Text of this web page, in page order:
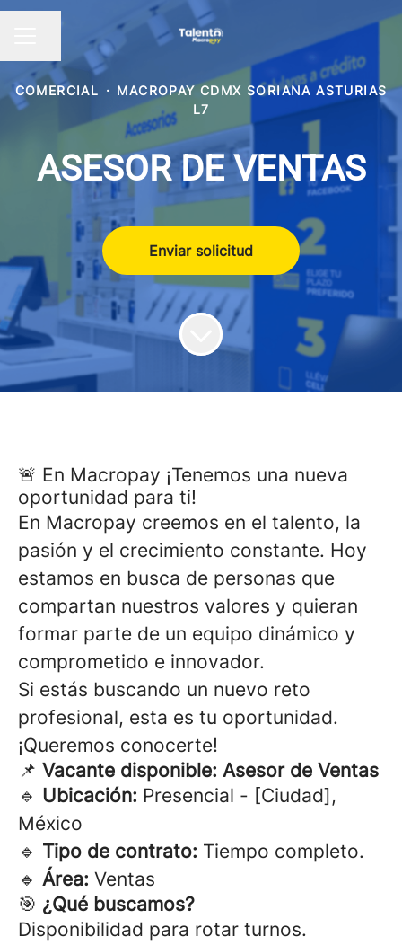
Menú de empleo
Compartir página
COMERCIAL · MACROPAY CDMX SORIANA ASTURIAS
L7
ASESOR DE VENTAS
Enviar solicitud
🚨 En Macropay ¡Tenemos una nueva
oportunidad para ti!
En Macropay creemos en el talento, la
pasión y el crecimiento constante. Hoy
estamos en busca de personas que
compartan nuestros valores y quieran
formar parte de un equipo dinámico y
comprometido e innovador.
Si estás buscando un nuevo reto
profesional, esta es tu oportunidad.
¡Queremos conocerte!
📌 Vacante disponible: Asesor de Ventas
🔹 Ubicación: Presencial - [Ciudad],
México
🔹 Tipo de contrato: Tiempo completo.
🔹 Área: Ventas
🎯 ¿Qué buscamos?
Disponibilidad para rotar turnos.